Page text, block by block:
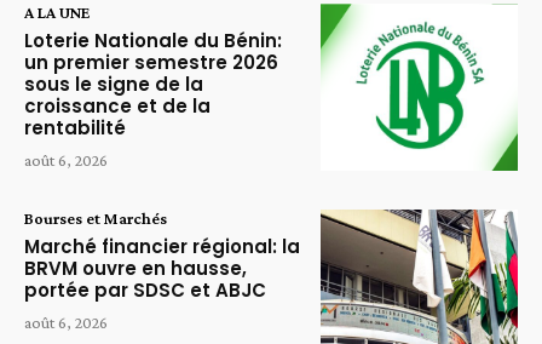
A LA UNE
Loterie Nationale du Bénin:
un premier semestre 2026
sous le signe de la
croissance et de la
rentabilité
août 6, 2026
Bourses et Marchés
Marché financier régional: la
BRVM ouvre en hausse,
portée par SDSC et ABJC
août 6, 2026